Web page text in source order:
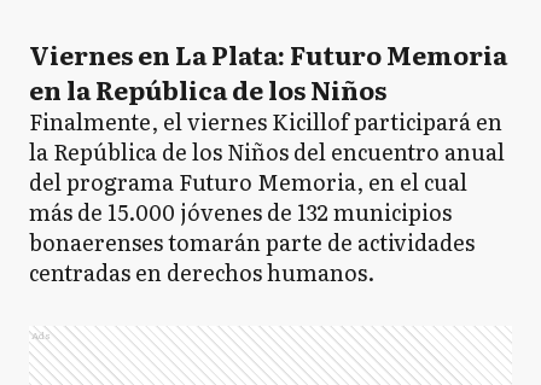
Viernes en La Plata: Futuro Memoria
en la República de los Niños
Finalmente, el viernes Kicillof participará en
la República de los Niños del encuentro anual
del programa Futuro Memoria, en el cual
más de 15.000 jóvenes de 132 municipios
bonaerenses tomarán parte de actividades
centradas en derechos humanos.
Ads